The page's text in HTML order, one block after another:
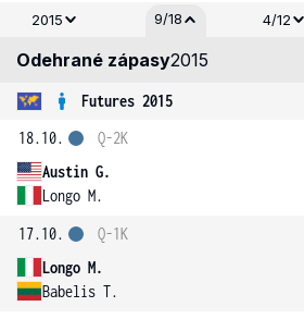
2015
9/18 4/12
Odehrané zápasy2015
Futures 2015
18.10.
Austin G.
Longo M.
Q-2K
17.10.
Longo M.
Babelis T.
Q-1K